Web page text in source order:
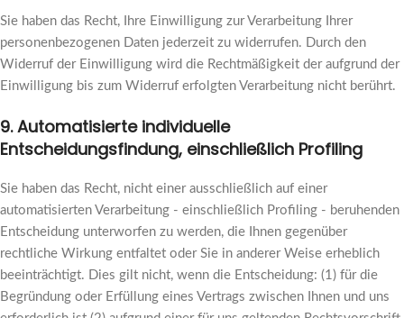
Sie haben das Recht, Ihre Einwilligung zur Verarbeitung Ihrer
personenbezogenen Daten jederzeit zu widerrufen. Durch den
Widerruf der Einwilligung wird die Rechtmäßigkeit der aufgrund der
Einwilligung bis zum Widerruf erfolgten Verarbeitung nicht berührt.
9. Automatisierte individuelle
Entscheidungsfindung, einschließlich Profiling
Sie haben das Recht, nicht einer ausschließlich auf einer
automatisierten Verarbeitung - einschließlich Profiling - beruhenden
Entscheidung unterworfen zu werden, die Ihnen gegenüber
rechtliche Wirkung entfaltet oder Sie in anderer Weise erheblich
beeinträchtigt. Dies gilt nicht, wenn die Entscheidung: (1) für die
Begründung oder Erfüllung eines Vertrags zwischen Ihnen und uns